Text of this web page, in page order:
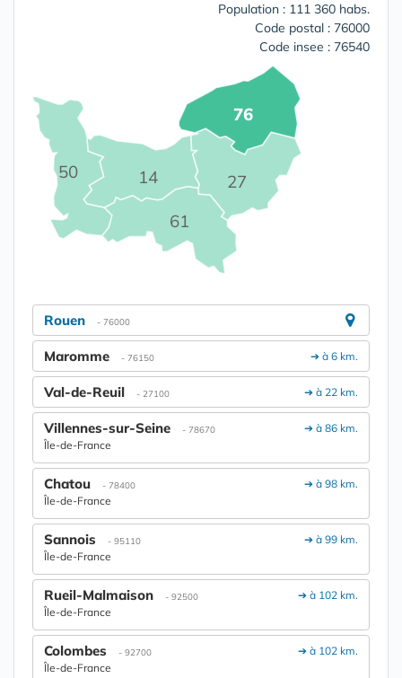
Population : 111 360 habs.
Code postal : 76000
Code insee : 76540
14 27
50
61
76
Rouen - 76000
➔ à 6 km.
Maromme - 76150
➔ à 22 km.
Val-de-Reuil - 27100
➔ à 86 km.
Villennes-sur-Seine - 78670
Île-de-France
➔ à 98 km.
Chatou - 78400
Île-de-France
➔ à 99 km.
Sannois - 95110
Île-de-France
➔ à 102 km.
Rueil-Malmaison - 92500
Île-de-France
➔ à 102 km.
Colombes - 92700
Île-de-France